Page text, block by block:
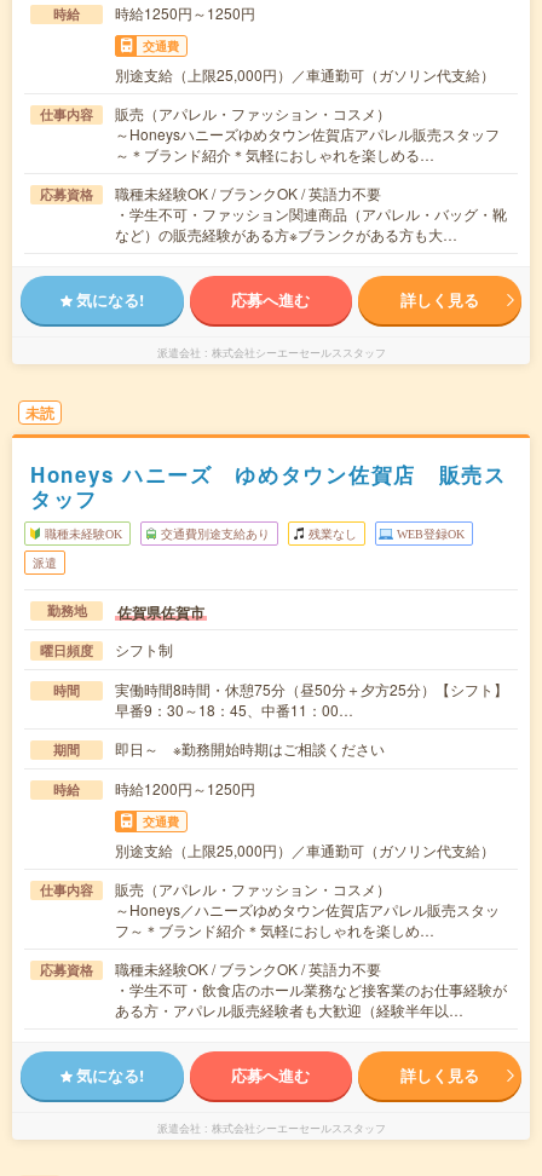
時給 時給1250円～1250円
交通費
別途支給（上限25,000円）／車通勤可（ガソリン代支給）
仕事内容
販売（アパレル・ファッション・コスメ）
～Honeysハニーズゆめタウン佐賀店アパレル販売スタッフ
～＊ブランド紹介＊気軽におしゃれを楽しめる…
応募資格
職種未経験OK / ブランクOK / 英語力不要
・学生不可・ファッション関連商品（アパレル・バッグ・靴
など）の販売経験がある方※ブランクがある方も大…
気になる! 応募へ進む 詳しく見る
派遣会社 株式会社シーエーセールススタッフ
未読
Honeys ハニーズ ゆめタウン佐賀店 販売ス
タッフ
職種未経験OK 交通費別途支給あり 残業なし WEB登録OK
派遣
勤務地 佐賀県佐賀市
曜日頻度 シフト制
時間
実働時間8時間・休憩75分（昼50分＋夕方25分）【シフト】
早番9：30～18：45、中番11：00…
期間 即日～ ※勤務開始時期はご相談ください
時給 時給1200円～1250円
交通費
別途支給（上限25,000円）／車通勤可（ガソリン代支給）
仕事内容
販売（アパレル・ファッション・コスメ）
～Honeys／ハニーズゆめタウン佐賀店アパレル販売スタッ
フ～＊ブランド紹介＊気軽におしゃれを楽しめ…
応募資格
職種未経験OK / ブランクOK / 英語力不要
・学生不可・飲食店のホール業務など接客業のお仕事経験が
ある方・アパレル販売経験者も大歓迎（経験半年以…
気になる! 応募へ進む 詳しく見る
派遣会社 株式会社シーエーセールススタッフ